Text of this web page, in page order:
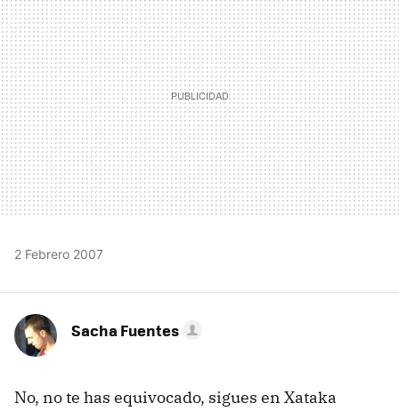
2 Febrero 2007
Sacha Fuentes
No, no te has equivocado, sigues en Xataka